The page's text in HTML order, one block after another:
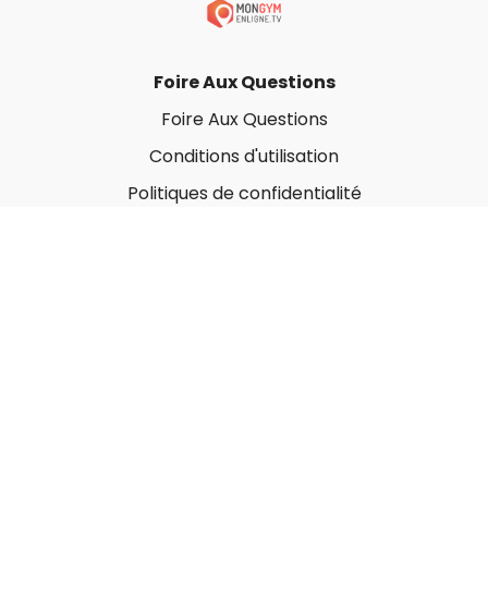
Foire Aux Questions
Foire Aux Questions
Conditions d'utilisation
Politiques de confidentialité